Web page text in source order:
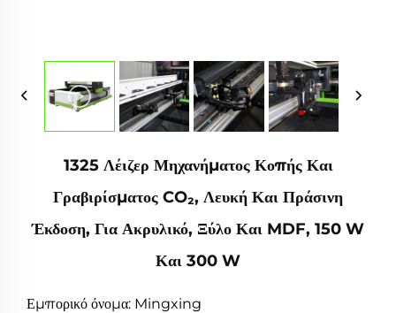
1325 Λέιζερ Μηχανήματος Κοπής Και
Γραβιρίσματος CO₂, Λευκή Και Πράσινη
Έκδοση, Για Ακρυλικό, Ξύλο Και MDF, 150 W
Και 300 W
Εμπορικό όνομα: Mingxing